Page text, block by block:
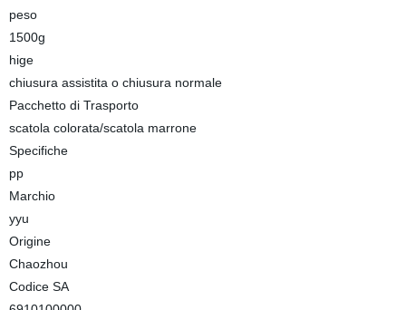
peso
1500g
hige
chiusura assistita o chiusura normale
Pacchetto di Trasporto
scatola colorata/scatola marrone
Specifiche
pp
Marchio
yyu
Origine
Chaozhou
Codice SA